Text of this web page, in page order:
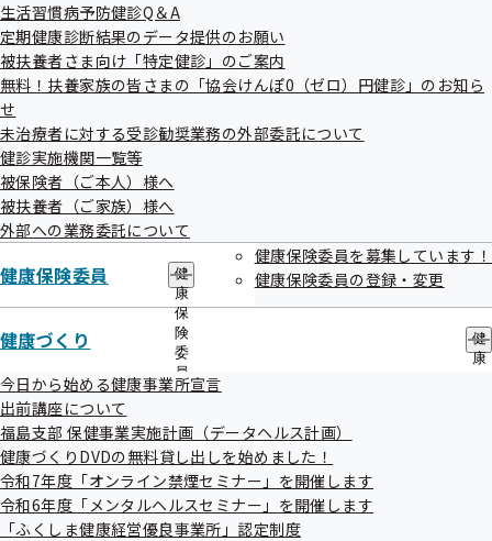
ー
生活習慣病予防健診Q＆A
定期健康診断結果のデータ提供のお願い
被扶養者さま向け「特定健診」のご案内
無料！扶養家族の皆さまの「協会けんぽ0（ゼロ）円健診」のお知ら
せ
未治療者に対する受診勧奨業務の外部委託について
健診実施機関一覧等
被保険者（ご本人）様へ
被扶養者（ご家族）様へ
外部への業務委託について
健康保険委員
健
康
保
険
委
員
の
ブ
メ
ニ
ュ
ー
健康保険委員を募集しています！
健康保険委員の登録・変更
健康づくり
健
康
今日から始める健康事業所宣言
出前講座について
福島支部 保健事業実施計画（データヘルス計画）
健康づくりDVDの無料貸し出しを始めました！
令和7年度「オンライン禁煙セミナー」を開催します
令和6年度「メンタルヘルスセミナー」を開催します
「ふくしま健康経営優良事業所」認定制度
福島県の喫煙率は、全国ワースト1位（令和4年国民生活基礎
調査）であることをご存じですか？
福島県も、県民の健康課題を改善するための重点スローガン
として「減塩・禁煙・脱肥満」を掲げており、
禁煙対策は喫緊の課題であるといえます。
そのような状況を鑑み、今年度、協会けんぽ福島支部では
「オンライン禁煙セミナー」を開催することといたしまし
た。
本セミナーは2本立てで、職場で実践すべき禁煙対策と、法
医学の観点から喫煙が引き起こす健康被害についてご紹介し
ます。
協会けんぽ福島支部加入以外の事業所さまや個人でも参加可
能です。
多くの方のご参加をお待ちしております。
日時